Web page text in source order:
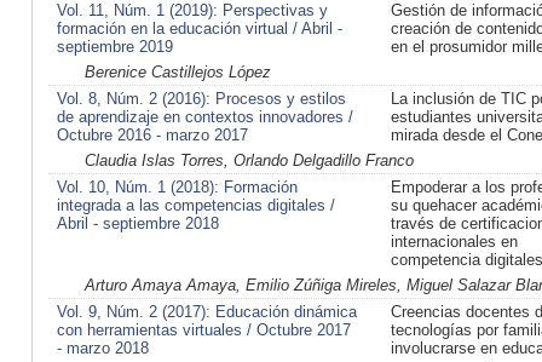
Vol. 11, Núm. 1 (2019): Perspectivas y
formación en la educación virtual / Abril -
septiembre 2019
Gestión de
creación de
en el prosumidor
Berenice Castillejos López
Vol. 8, Núm. 2 (2016): Procesos y estilos
de aprendizaje en contextos innovadores /
Octubre 2016 - marzo 2017
La inclusión de TIC
estudiantes
mirada desde el
Claudia Islas Torres, Orlando Delgadillo Franco
Vol. 10, Núm. 1 (2018): Formación
integrada a las competencias digitales /
Abril - septiembre 2018
Empoderar a los
su quehacer
través de
internacionales en
competencia digitales
Arturo Amaya Amaya, Emilio Zúñiga Mireles, Miguel Salazar
Vol. 9, Núm. 2 (2017): Educación dinámica
con herramientas virtuales / Octubre 2017
- marzo 2018
Creencias docentes
tecnologías por
involucrarse en